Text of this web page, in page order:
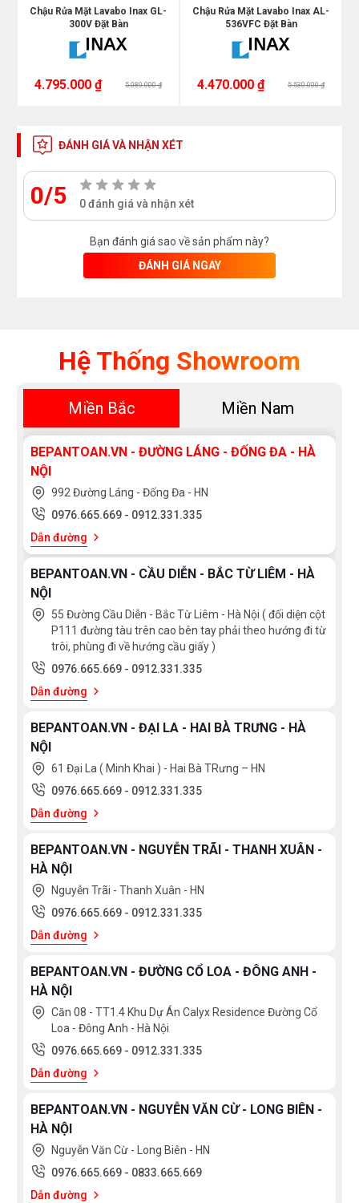
Chậu Rửa Mặt Lavabo Inax GL-
300V Đặt Bàn
4.795.000 ₫ 5.080.000 ₫
Chậu Rửa Mặt Lavabo Inax AL-
536VFC Đặt Bàn
4.470.000 ₫ 5.530.000 ₫
ĐÁNH GIÁ VÀ NHẬN XÉT
0/5 0 đánh giá và nhận xét
Bạn đánh giá sao về sản phẩm này?
ĐÁNH GIÁ NGAY
Hệ Thống Showroom
Miền Bắc Miền Nam
BEPANTOAN.VN - ĐƯỜNG LÁNG - ĐỐNG ĐA - HÀ
NỘI
992 Đường Láng - Đống Đa - HN
0976.665.669 - 0912.331.335
Dẫn đường
BEPANTOAN.VN - CẦU DIỄN - BẮC TỪ LIÊM - HÀ
NỘI
55 Đường Cầu Diễn - Bắc Từ Liêm - Hà Nội ( đối diện cột
P111 đường tàu trên cao bên tay phải theo hướng đi từ
trôi, phùng đi về hướng cầu giấy )
0976.665.669 - 0912.331.335
Dẫn đường
BEPANTOAN.VN - ĐẠI LA - HAI BÀ TRƯNG - HÀ
NỘI
61 Đại La ( Minh Khai ) - Hai Bà TRưng – HN
0976.665.669 - 0912.331.335
Dẫn đường
BEPANTOAN.VN - NGUYỄN TRÃI - THANH XUÂN -
HÀ NỘI
Nguyễn Trãi - Thanh Xuân - HN
0976.665.669 - 0912.331.335
Dẫn đường
BEPANTOAN.VN - ĐƯỜNG CỔ LOA - ĐÔNG ANH -
HÀ NỘI
Căn 08 - TT1.4 Khu Dự Án Calyx Residence Đường Cổ
Loa - Đông Anh - Hà Nội
0976.665.669 - 0912.331.335
Dẫn đường
BEPANTOAN.VN - NGUYỄN VĂN CỪ - LONG BIÊN -
HÀ NỘI
Nguyễn Văn Cừ - Long Biên - HN
0976.665.669 - 0833.665.669
Dẫn đường